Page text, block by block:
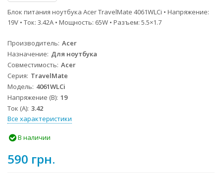
Блок питания ноутбука Acer TravelMate 4061WLCi • Напряжение:
19V • Ток: 3.42A • Мощность: 65W • Разъем: 5.5×1.7
Производитель Acer
Назначение Для ноутбука
Совместимость Acer
Серия TravelMate
Модель 4061WLCi
Напряжение (В) 19
Ток (А) 3.42
Все характеристики
В наличии
590 грн.